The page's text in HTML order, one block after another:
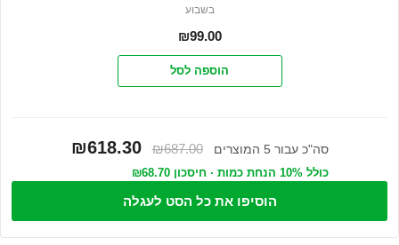
בשבוע
₪99.00
הוספה לסל
סה"כ עבור 5 המוצרים ₪687.00
₪618.30
כולל 10% הנחת כמות · חיסכון ₪68.70
הוסיפו את כל הסט לעגלה